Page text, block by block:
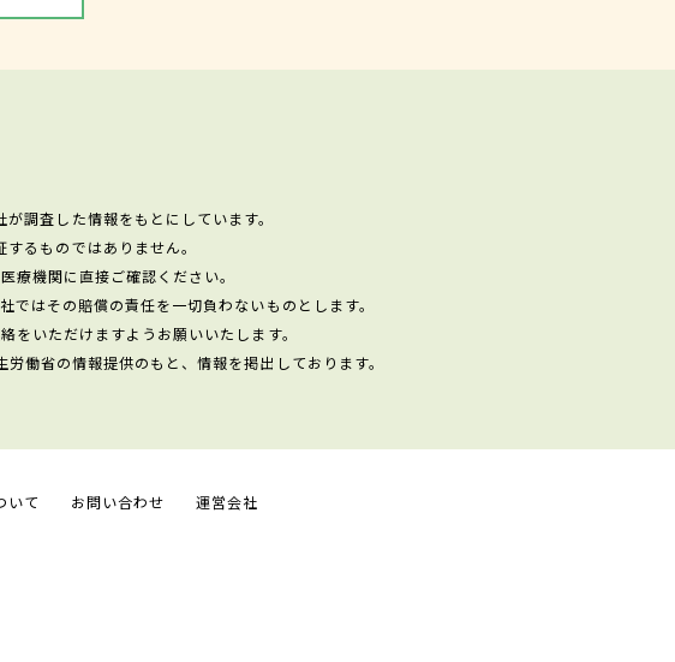
調査した情報をもとにしています。
るものではありません。
療機関に直接ご確認ください。
はその賠償の責任を一切負わないものとします。
いただけますようお願いいたします。
働省の情報提供のもと、情報を掲出しております。
いて お問い合わせ 運営会社